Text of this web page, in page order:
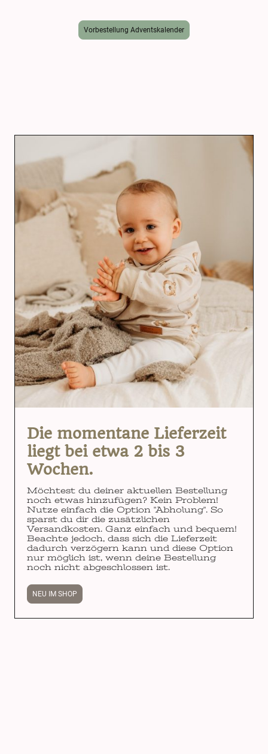
Vorbestellung Adventskalender
Die momentane Lieferzeit
liegt bei etwa 2 bis 3
Wochen.
Möchtest du deiner aktuellen Bestellung
noch etwas hinzufügen? Kein Problem!
Nutze einfach die Option "Abholung". So
sparst du dir die zusätzlichen
Versandkosten. Ganz einfach und bequem!
Beachte jedoch, dass sich die Lieferzeit
dadurch verzögern kann und diese Option
nur möglich ist, wenn deine Bestellung
noch nicht abgeschlossen ist.
NEU IM SHOP